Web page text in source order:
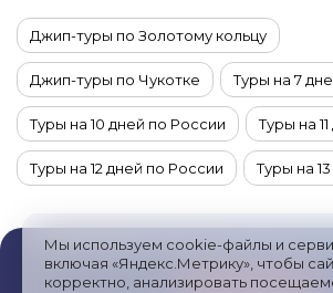
Мы используем cookie-файлы и
включая «Яндекс.Метрику», чтобы
корректно, анализировать
Джип-туры по Золотому кольцу
Джип-туры по Чукотке Туры на 7
Туры на 10 дней по России Туры на
Туры на 12 дней по России Туры на
Туры на
Туры на 4 дня по России Туры на 6